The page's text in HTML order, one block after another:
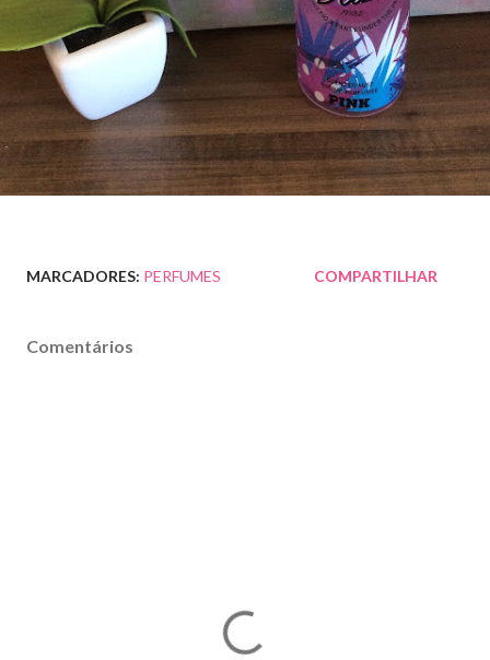
MARCADORES: PERFUMES COMPARTILHAR
Comentários